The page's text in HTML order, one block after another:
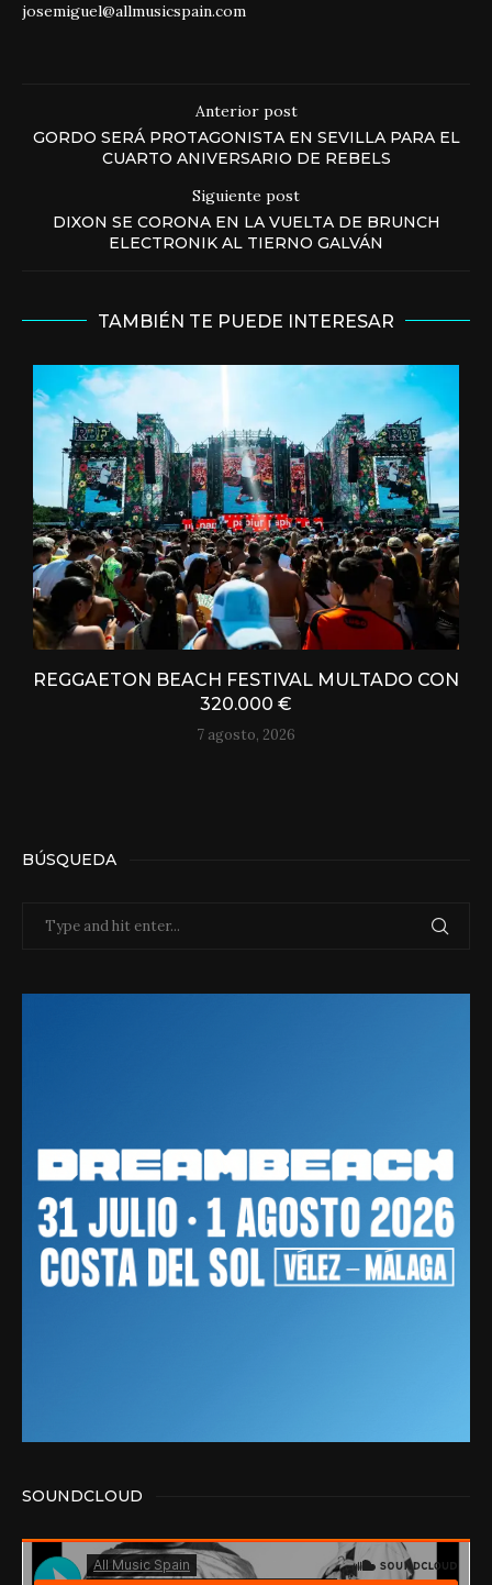
josemiguel@allmusicspain.com
Anterior post
GORDO SERÁ PROTAGONISTA EN SEVILLA PARA EL
CUARTO ANIVERSARIO DE REBELS
Siguiente post
DIXON SE CORONA EN LA VUELTA DE BRUNCH
ELECTRONIK AL TIERNO GALVÁN
TAMBIÉN TE PUEDE INTERESAR
REGGAETON BEACH FESTIVAL MULTADO CON
320.000 €
7 agosto, 2026
BÚSQUEDA
SOUNDCLOUD